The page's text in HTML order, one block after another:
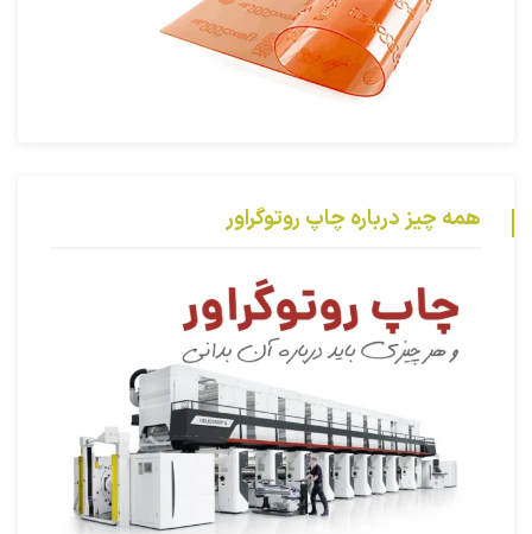
همه چیز درباره چاپ روتوگراور